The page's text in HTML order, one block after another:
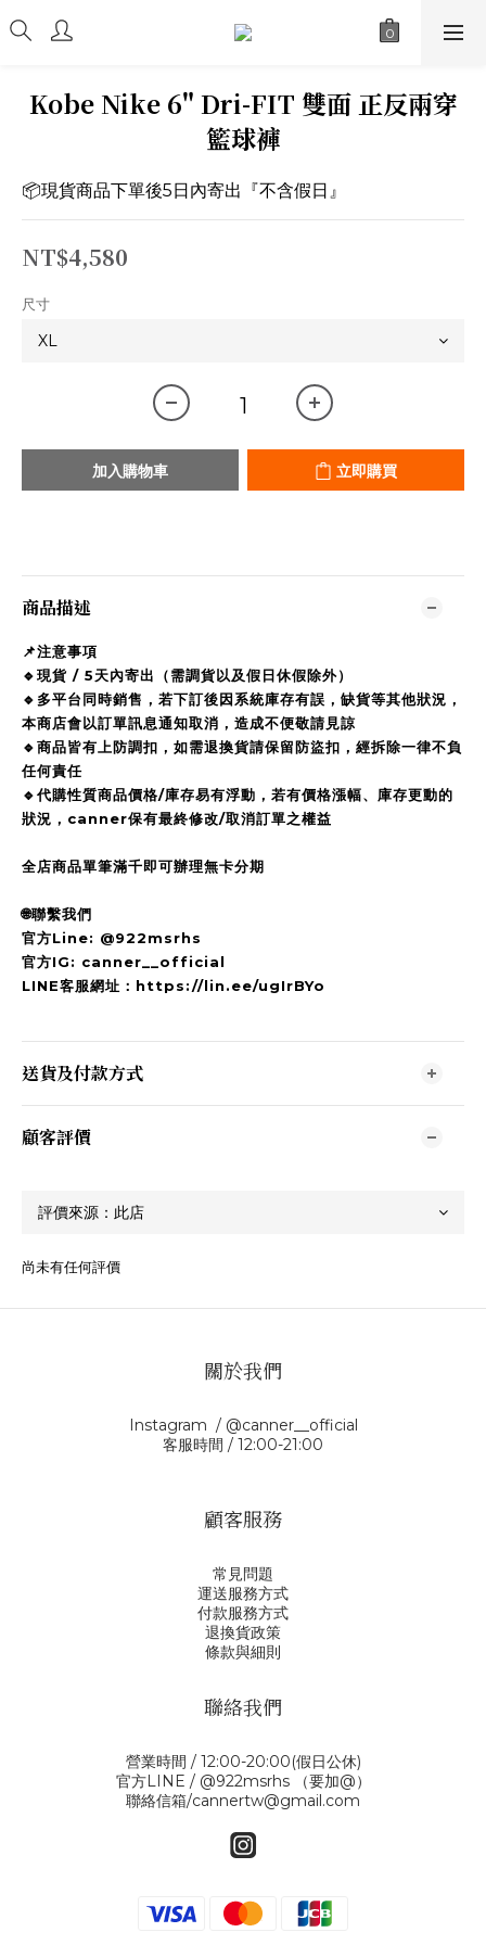
Kobe Nike 6" Dri-FIT 雙面 正反兩穿
籃球褲
📦現貨商品下單後5日內寄出『不含假日』
NT$4,580
尺寸
加入購物車 立即購買
商品描述
📌注意事項
🔹現貨 / 5天內寄出（需調貨以及假日休假除外）
🔹多平台同時銷售，若下訂後因系統庫存有誤，缺貨等其他狀況，
本商店會以訂單訊息通知取消，造成不便敬請見諒
🔹商品皆有上防調扣，如需退換貨請保留防盜扣，經拆除一律不負
任何責任
🔹代購性質商品價格/庫存易有浮動，若有價格漲幅、庫存更動的
狀況，canner保有最終修改/取消訂單之權益
全店商品單筆滿千即可辦理無卡分期
🌐聯繫我們
官方Line: @922msrhs
官方IG: canner__official
LINE客服網址：https://lin.ee/ugIrBYo
送貨及付款方式
顧客評價
尚未有任何評價
關於我們
Instagram / @canner__official
客服時間 / 12:00-21:00
顧客服務
常見問題
運送服務方式
付款服務方式
退換貨政策
條款與細則
聯絡我們
營業時間 / 12:00-20:00(假日公休)
官方LINE / @922msrhs （要加@）
聯絡信箱/cannertw@gmail.com